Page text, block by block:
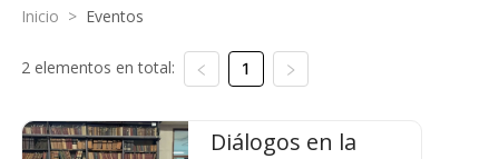
Inicio > Eventos
2 elementos en total: 1
Diálogos en la